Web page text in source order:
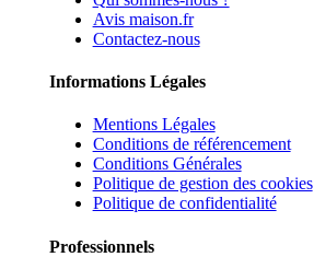
Avis maison.fr
Contactez-nous
Informations Légales
Mentions Légales
Conditions de référencement
Conditions Générales
Politique de gestion des cookies
Politique de confidentialité
Professionnels